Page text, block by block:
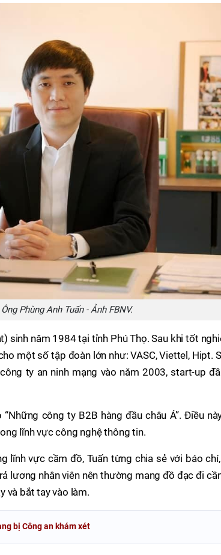
Ông Phùng Anh Tuấn - Ảnh FBNV.
sinh năm 1984 tại tỉnh Phú Thọ. Sau khi tốt
một số tập đoàn lớn như: VASC, Viettel, Hipt.
ty an ninh mạng vào năm 2003, start-up
công ty B2B hàng đầu châu Á”. Điều
lĩnh vực công nghệ thông tin.
lĩnh vực cầm đồ, Tuấn từng chia sẻ với báo
lương nhân viên nên thường mang đồ đạc đi
và bắt tay vào làm.
bị Công an khám xét